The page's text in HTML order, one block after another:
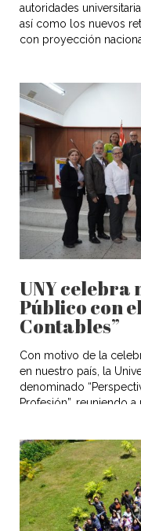
autoridades
así como los nuevos
con proyección
UNY celebra
Público con
Contables”
Con motivo de la
en nuestro país, la
denominado
Profesión”, reuniendo
dio palabras de inicio a